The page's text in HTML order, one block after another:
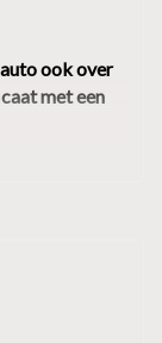
ook over
met een
Premium